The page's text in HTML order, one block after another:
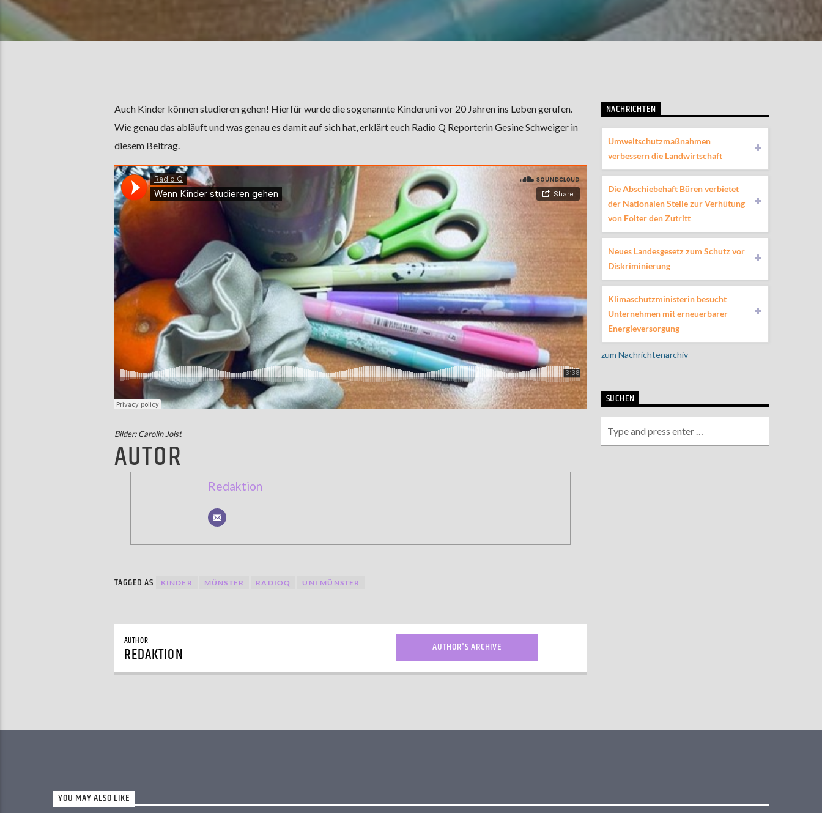
Auch Kinder können studieren gehen! Hierfür wurde die sogenannte Kinderuni vor 20 Jahren ins Leben gerufen.
Wie genau das abläuft und was genau es damit auf sich hat, erklärt euch Radio Q Reporterin Gesine Schweiger in
diesem Beitrag.
Bilder: Carolin Joist
AUTOR
Redaktion
TAGGED AS KINDER MÜNSTER RADIOQ UNI MÜNSTER
AUTHOR
REDAKTION AUTHOR'S ARCHIVE
NACHRICHTEN
Umweltschutzmaßnahmen
verbessern die Landwirtschaft
Die Abschiebehaft Büren verbietet
der Nationalen Stelle zur Verhütung
von Folter den Zutritt
Neues Landesgesetz zum Schutz vor
Diskriminierung
Klimaschutzministerin besucht
Unternehmen mit erneuerbarer
Energieversorgung
zum Nachrichtenarchiv
SUCHEN
YOU MAY ALSO LIKE